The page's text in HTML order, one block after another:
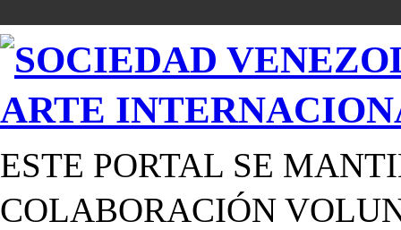
ESTE PORTAL SE
COLABORACIÓN